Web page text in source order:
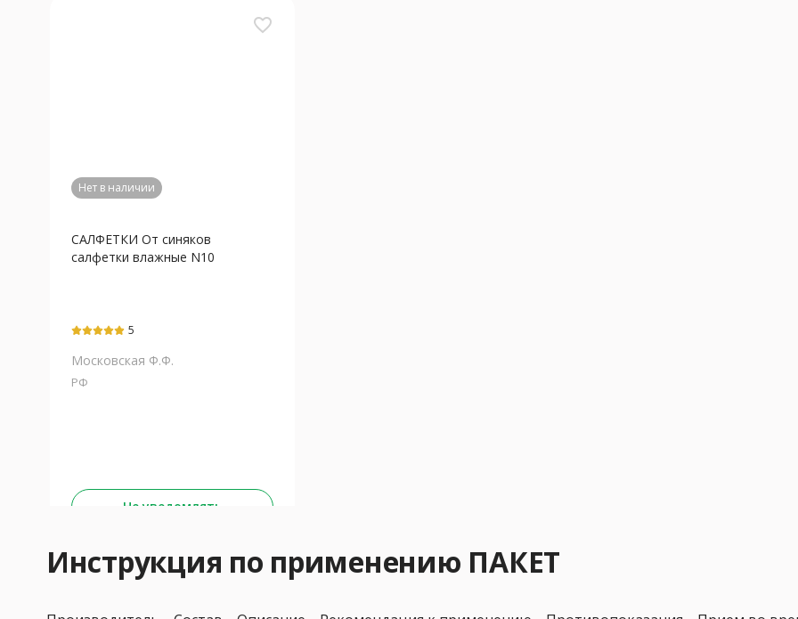
favorite_border
Нет в наличии
САЛФЕТКИ От синяков
салфетки влажные N10
5
Московская Ф.Ф.
РФ
Не уведомлять
Инструкция по применению ПАКЕТ